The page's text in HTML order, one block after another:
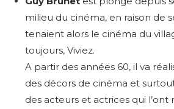
milieu du cinéma, en raison de
tenaient alors le cinéma du
toujours, Viviez.
A partir des années 60, il va
des décors de cinéma et
des acteurs et actrices qui l’ont